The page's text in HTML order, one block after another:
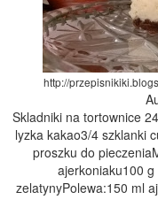
http://
Skladniki na tortownice
lyzka kakao3/4 szklanki
proszku do
ajerkoniaku100
zelatynyPolewa:150 ml